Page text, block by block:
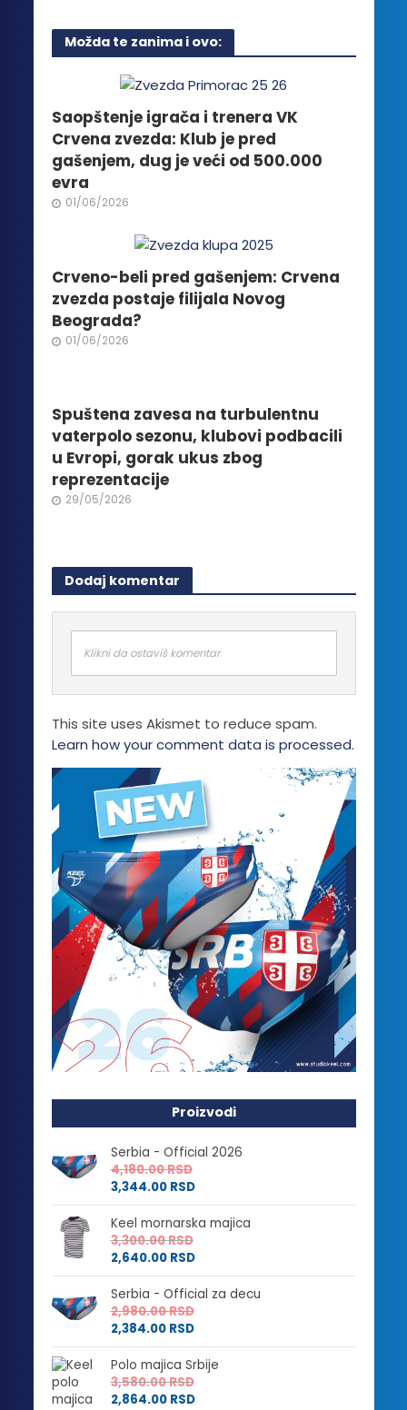
više
varijanti.
Opcije
mogu
biti
izabrane
na
stranici
proizvoda.
Možda te zanima i ovo:
Saopštenje igrača i trenera VK
Crvena zvezda: Klub je pred
gašenjem, dug je veći od 500.000
evra
01/06/2026
Crveno-beli pred gašenjem: Crvena
zvezda postaje filijala Novog
Beograda?
01/06/2026
Spuštena zavesa na turbulentnu
vaterpolo sezonu, klubovi podbacili
u Evropi, gorak ukus zbog
reprezentacije
29/05/2026
Dodaj komentar
Klikni da ostaviš komentar
This site uses Akismet to reduce spam.
Learn how your comment data is processed.
Proizvodi
Serbia - Official 2026
4,180.00RSD
3,344.00 RSD
Keel mornarska majica
3,300.00RSD
2,640.00 RSD
Serbia - Official za decu
2,980.00RSD
2,384.00 RSD
Polo majica Srbije
3,580.00RSD
2,864.00 RSD